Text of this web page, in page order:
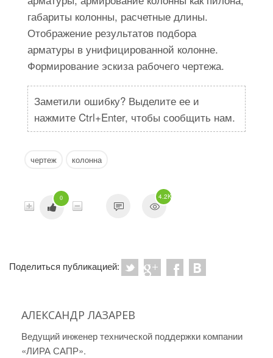
габариты колонны, расчетные длины.
Отображение результатов подбора
арматуры в унифицированной колонне.
Формирование эскиза рабочего чертежа.
Заметили ошибку? Выделите ее и
нажмите Ctrl+Enter, чтобы сообщить нам.
чертеж колонна
0 4.2K
Поделиться публикацией:
АЛЕКСАНДР ЛАЗАРЕВ
Ведущий инженер технической поддержки компании
«ЛИРА САПР».